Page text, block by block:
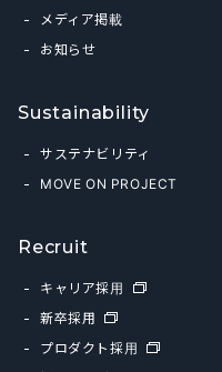
メディア掲載
お知らせ
Sustainability
サステナビリティ
MOVE ON PROJECT
Recruit
キャリア採用
新卒採用
プロダクト採用